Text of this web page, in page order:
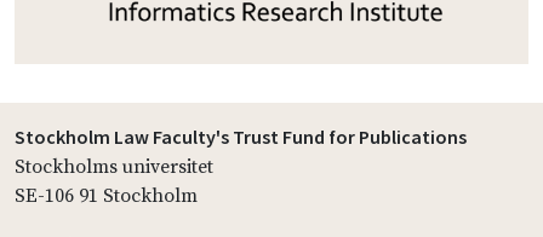
Stockholm Law Faculty's Trust Fund for Publications
Stockholms universitet
SE-106 91 Stockholm